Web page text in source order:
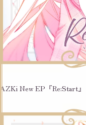
AZKi New EP『Re:Start』